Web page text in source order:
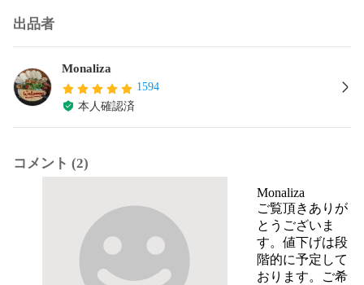
出品者
Monaliza
1594
本人確認済
コメント (2)
Monaliza
ご覧頂きありが
とうございま
す。値下げは段
階的に予定して
おります。ご希